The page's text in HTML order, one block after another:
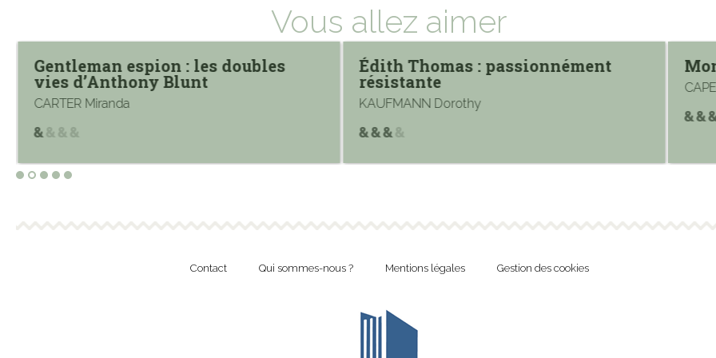
Vous allez aimer
Gentleman espion : les doubles
vies d’Anthony Blunt
CARTER Miranda
Édith Thomas : passionnément
résistante
KAUFMANN Dorothy
Contact Qui sommes-nous ? Mentions légales Gestion des cookies